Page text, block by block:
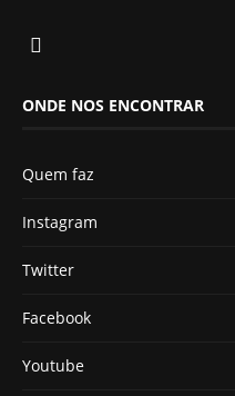
ONDE NOS ENCONTRAR
Quem faz
Instagram
Twitter
Facebook
Youtube